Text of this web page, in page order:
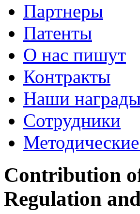
Партнеры
Патенты
О нас пишут
Контракты
Наши
Сотрудники
Contribution
Regulation